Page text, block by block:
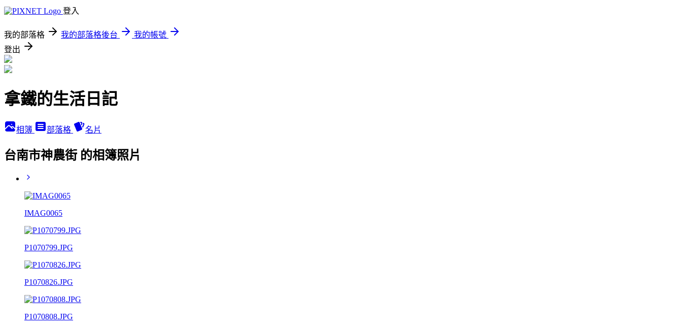
登入
我的部落格 我的部落格後台
我的帳號
登出
拿鐵的生活日記
相簿 部落格 名片
台南市神農街 的相簿照片
IMAG0065
P1070799.JPG
P1070826.JPG
P1070808.JPG